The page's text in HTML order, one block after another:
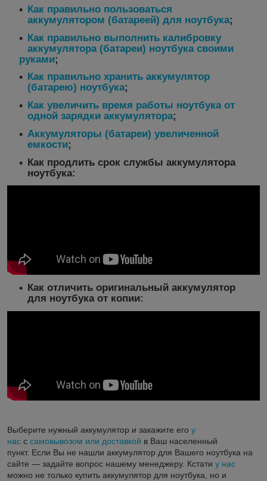
Как правильно пользоваться
аккумулятором (батареей) для ноутбука;
Как правильно выполнить калибровку
аккумулятора (батареи) ноутбука своими
руками;
Как правильно хранить аккумулятор
(батарею) ноутбука;
Как увеличить время работы ноутбука от
одной зарядки аккумулятора;
Аккумуляторы (батареи) увеличенной
емкости;
Как продлить срок службы аккумулятора
ноутбука:
Как отличить оригинальный аккумулятор
для ноутбука от копии:
Выберите нужный аккумулятор и закажите его у
нас с самовывозом или доставкой в Ваш населенный
пункт. Если Вы не нашли аккумулятор для Вашего ноутбука на
сайте ― задайте вопрос нашему менеджеру. Кстати у нас
можно не только купить аккумулятор для ноутбука, но и